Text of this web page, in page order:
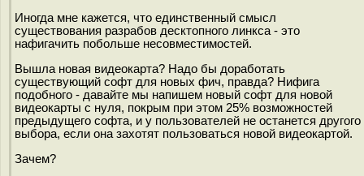
Иногда мне кажется, что единственный смысл
существования разрабов десктопного линкса - это
нафигачить побольше несовместимостей.
Вышла новая видеокарта? Надо бы доработать
существующий софт для новых фич, правда? Нифига
подобного - давайте мы напишем новый софт для новой
видеокарты с нуля, покрым при этом 25% возможностей
предыдущего софта, и у пользователей не останется другого
выбора, если она захотят пользоваться новой видеокартой.
Зачем?